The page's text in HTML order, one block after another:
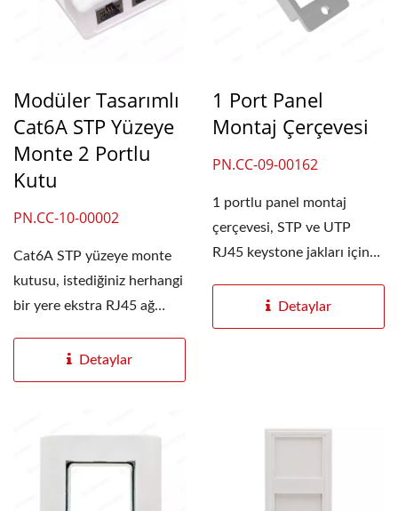
Modüler Tasarımlı
Cat6A STP Yüzeye
Monte 2 Portlu
Kutu
PN.CC-10-00002
Cat6A STP yüzeye monte
kutusu, istediğiniz herhangi
bir yere ekstra RJ45 ağ
Detaylar
1 Port Panel
Montaj Çerçevesi
PN.CC-09-00162
1 portlu panel montaj
çerçevesi, STP ve UTP
RJ45 keystone jakları için
Detaylar